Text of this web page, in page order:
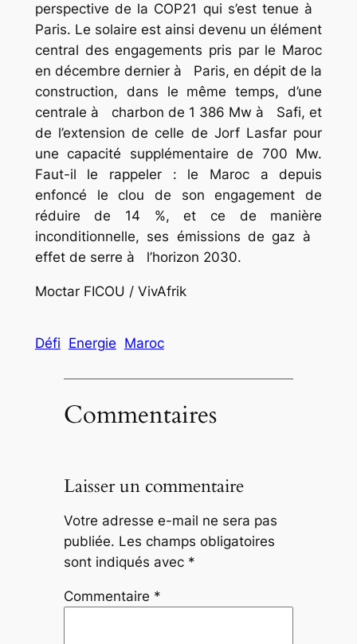
perspective de la COP21 qui s’est tenue à
Paris. Le solaire est ainsi devenu un élément
central des engagements pris par le Maroc
en décembre dernier à Paris, en dépit de la
construction, dans le même temps, d’une
centrale à charbon de 1 386 Mw à Safi, et
de l’extension de celle de Jorf Lasfar pour
une capacité supplémentaire de 700 Mw.
Faut-il le rappeler : le Maroc a depuis
enfoncé le clou de son engagement de
réduire de 14 %, et ce de manière
inconditionnelle, ses émissions de gaz à
effet de serre à l’horizon 2030.
Moctar FICOU / VivAfrik
Défi Energie Maroc
Commentaires
Laisser un commentaire
Votre adresse e-mail ne sera pas
publiée. Les champs obligatoires
sont indiqués avec *
Commentaire *